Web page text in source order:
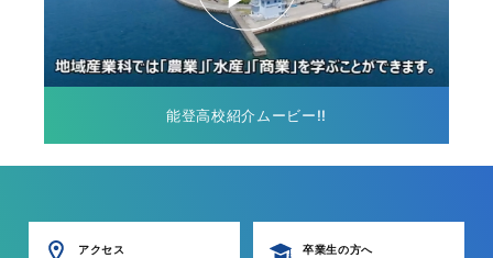
能登高校紹介ムービー!!
アクセス 卒業生の方へ